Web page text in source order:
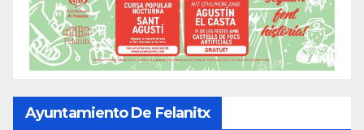
Ayuntamiento De Felanitx